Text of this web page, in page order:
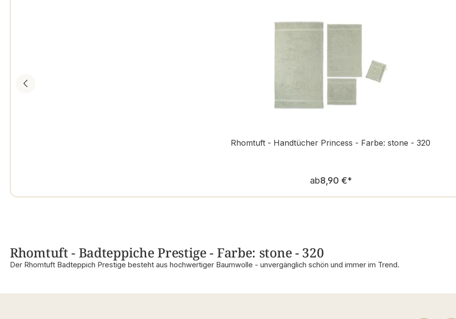
Rhomtuft - Handtücher Princess - Farbe: stone - 320
Regulärer Preis:
ab8,90 €*
Rhomtuft - Badteppiche Prestige - Farbe: stone - 320
Der Rhomtuft Badteppich Prestige besteht aus hochwertiger Baumwolle - unvergänglich schön und immer im Trend.